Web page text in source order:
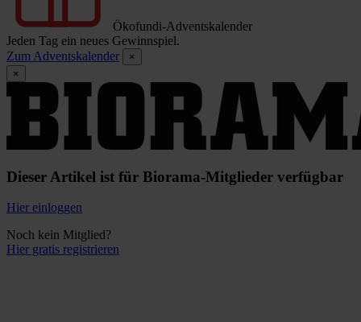
Ökofundi-Adventskalender
Jeden Tag ein neues Gewinnspiel.
Zum Adventskalender
×
×
Dieser Artikel ist für Biorama-Mitglieder verfügbar
Hier einloggen
Noch kein Mitglied?
Hier gratis registrieren